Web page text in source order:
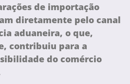
de importação
diretamente pelo canal
aduaneira, o que,
contribuiu para a
do comércio